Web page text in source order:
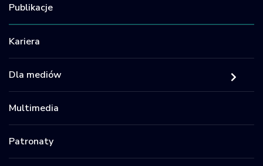
Publikacje
Kariera
Dla mediów
Multimedia
Patronaty